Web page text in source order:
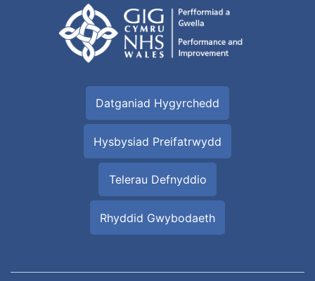
Datganiad Hygyrchedd
Hysbysiad Preifatrwydd
Telerau Defnyddio
Rhyddid Gwybodaeth